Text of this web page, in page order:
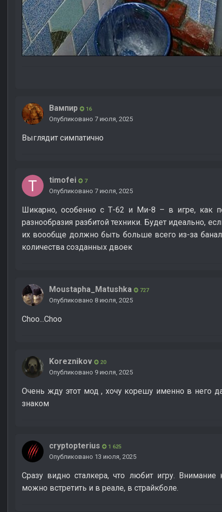
Вампир 16
Опубликовано 7 июля, 2025
Выглядит симпатично
timofei 7
Опубликовано 7 июля, 2025
Шикарно, особенно с Т-62 и Ми-8 – в игре, как
разнообразия разбитой техники. Будет идеально,
их воообще должно быть больше всего из-за
количества созданных двоек
Moustapha_Matushka 727
Опубликовано 8 июля, 2025
Choo...Choo
Koreznikov 20
Опубликовано 9 июля, 2025
Очень жду этот мод , хочу корешу именно в него
знаком
cryptopterius 1 625
Опубликовано 13 июля, 2025
Сразу видно сталкера, что любит игру.
можно встретить и в реале, в страйкболе.